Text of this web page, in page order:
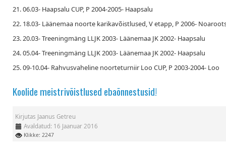
21. 06.03- Haapsalu CUP, P 2004-2005- Haapsalu
22. 18.03- Läänemaa noorte karikavõistlused, V etapp, P 2006-
23. 20.03- Treeningmäng LLJK 2003- Läänemaa JK 2002- Haapsalu
24. 05.04- Treeningmäng LLJK 2003- Läänemaa JK 2002- Haapsalu
25. 09-10.04- Rahvusvaheline noorteturniir Loo CUP, P 2003-2004- Loo
Koolide meistrivõistlused ebaõnnestusid!
Kirjutas Jaanus Getreu
Avaldatud: 16 Jaanuar 2016
Klikke: 2247